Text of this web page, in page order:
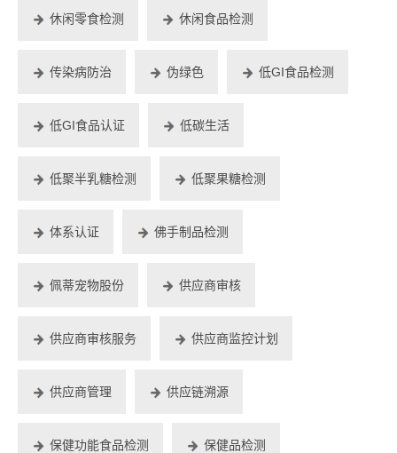
休闲零食检测 休闲食品检测
传染病防治 伪绿色 低GI食品检测
低GI食品认证 低碳生活
低聚半乳糖检测 低聚果糖检测
体系认证 佛手制品检测
佩蒂宠物股份 供应商审核
供应商审核服务 供应商监控计划
供应商管理 供应链溯源
保健功能食品检测 保健品检测